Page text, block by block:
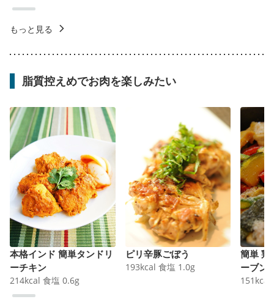
もっと見る
脂質控えめでお肉を楽しみたい
本格インド 簡単タンドリ
ーチキン
214kcal 食塩 0.6g
ピリ辛豚ごぼう
193kcal 食塩 1.0g
簡単 鶏
ーブン
151 kcal